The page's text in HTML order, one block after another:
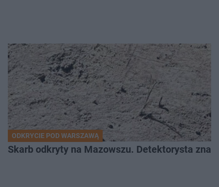
ODKRYCIE POD WARSZAWĄ
Skarb odkryty na Mazowszu. Detektorysta